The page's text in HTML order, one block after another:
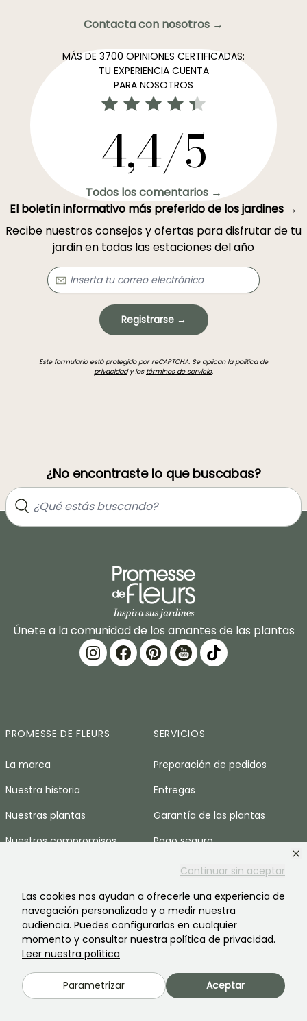
Continuar sin aceptar
Las cookies nos ayudan a ofrecerle una experiencia de
navegación personalizada y a medir nuestra
audiencia. Puedes configurarlas en cualquier
momento y consultar nuestra política de privacidad.
Leer nuestra política
Parametrizar Aceptar
Contacta con nosotros →
MÁS DE 3700 OPINIONES CERTIFICADAS:
TU EXPERIENCIA CUENTA
PARA NOSOTROS
4,4/5
Todos los comentarios →
El boletín informativo más preferido de los jardines →
Recibe nuestros consejos y ofertas para disfrutar de tu
jardin en todas las estaciones del año
Registrarse →
Este formulario está protegido por reCAPTCHA. Se aplican lapolítica de
privacidady los términos de servicio.
¿No encontraste lo que buscabas?
Únete a la comunidad de los amantes de las plantas
PROMESSE DE FLEURS
La marca
Nuestra historia
Nuestras plantas
Nuestros compromisos
Responsabilidad social
Reclutamiento
Espacio prensa
SERVICIOS
Preparación de pedidos
Entregas
Garantía de las plantas
Pago seguro
Plantfit
Pedido sin plástico
Nuestras cestas anti-
desperdicio
Preguntas frecuentes